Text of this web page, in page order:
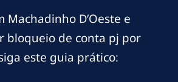
Machadinho D’Oeste e
bloqueio de conta pj por
este guia prático: